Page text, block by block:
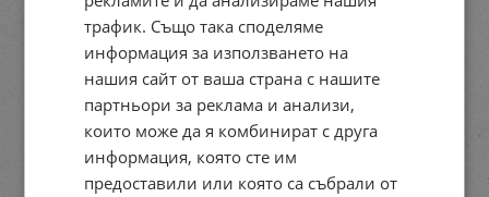
трафик. Също така споделяме
информация за използването на
нашия сайт от ваша страна с нашите
партньори за реклама и анализи,
които може да я комбинират с друга
информация, която сте им
предоставили или която са събрали от